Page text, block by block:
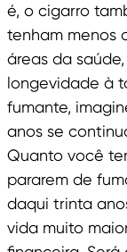
é, o cigarro
tenham menos
áreas da
longevidade à
fumante,
anos se
Quanto você
pararem de
daqui trinta
vida muito